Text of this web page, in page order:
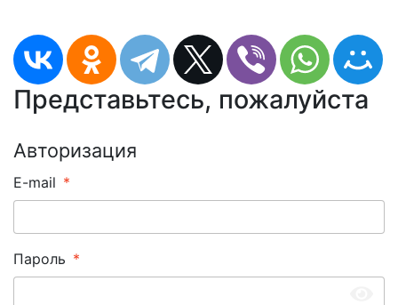
Представьтесь, пожалуйста
Авторизация
E-mail
Пароль